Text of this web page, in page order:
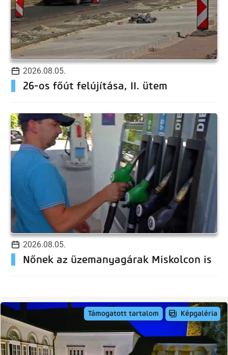
2026.08.05.
26-os főút felújítása, II. ütem
2026.08.05.
Nőnek az üzemanyagárak Miskolcon is
Támogatott tartalom Képgaléria